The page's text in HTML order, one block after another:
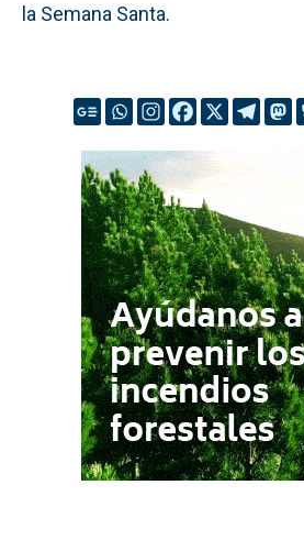
la Semana Santa.